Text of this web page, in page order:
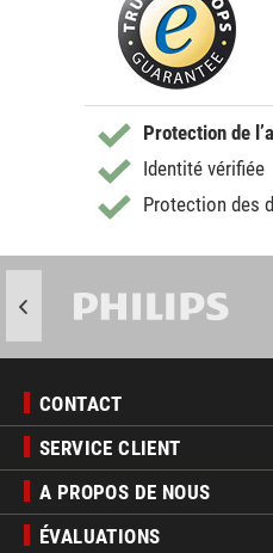
Protection de
Identité vérifiée
Protection des
CONTACT
SERVICE CLIENT
A PROPOS DE NOUS
ÉVALUATIONS